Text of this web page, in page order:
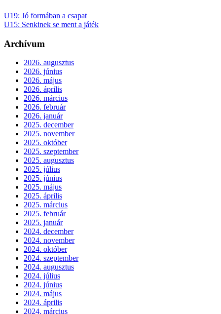
U19: Jó formában a csapat
U15: Senkinek se ment a játék
Archívum
2026. augusztus
2026. június
2026. május
2026. április
2026. március
2026. február
2026. január
2025. december
2025. november
2025. október
2025. szeptember
2025. augusztus
2025. július
2025. június
2025. május
2025. április
2025. március
2025. február
2025. január
2024. december
2024. november
2024. október
2024. szeptember
2024. augusztus
2024. július
2024. június
2024. május
2024. április
2024. március